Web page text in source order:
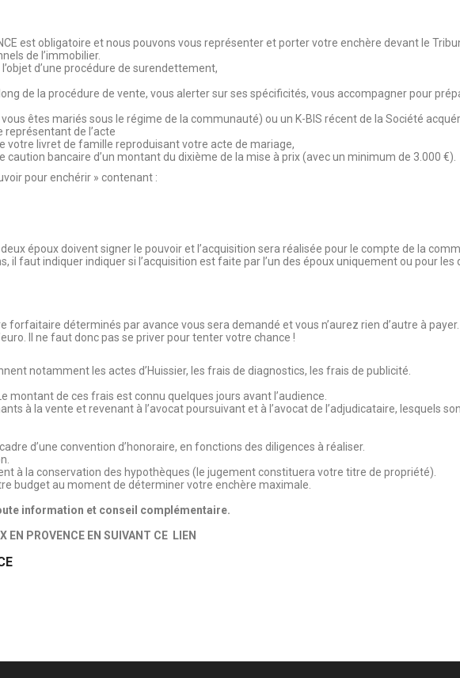
est obligatoire et nous pouvons vous représenter et porter votre enchère devant le
de l’immobilier.
d’une procédure de surendettement,
de la procédure de vente, vous alerter sur ses spécificités, vous accompagner pour
êtes mariés sous le régime de la communauté) ou un K-BIS récent de la Société
représentant de l’acte
votre livret de famille reproduisant votre acte de mariage,
caution bancaire d’un montant du dixième de la mise à prix (avec un minimum de 3.000 €).
pour enchérir » contenant :
époux doivent signer le pouvoir et l’acquisition sera réalisée pour le compte de la
il faut indiquer indiquer si l’acquisition est faite par l’un des époux uniquement ou pour
forfaitaire déterminés par avance vous sera demandé et vous n’aurez rien d’autre à
centaines d’euro. Il ne faut donc pas se priver pour
notamment les actes d’Huissier, les frais de diagnostics, les frais de publicité.
montant de ces frais est connu quelques jours avant l’audience.
à la vente et revenant à l’avocat poursuivant et à l’avocat de l’adjudicataire, lesquels
d’une convention d’honoraire, en fonctions des diligences à réaliser.
à la conservation des hypothèques (le jugement constituera votre titre de propriété).
budget au moment de déterminer votre enchère maximale.
information et conseil complémentaire.
PROVENCE EN SUIVANT CE LIEN